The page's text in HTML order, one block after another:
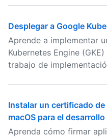
Desplegar a Google
Aprende a implementar
Kubernetes Engine
trabajo de
Instalar un certificado
macOS para el
Aprenda cómo firmar